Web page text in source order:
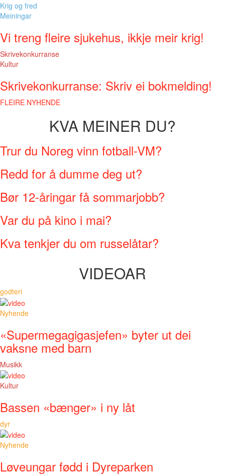
Krig og fred
Meiningar
Vi treng fleire sjukehus, ikkje meir krig!
Skrivekonkurranse
Kultur
Skrivekonkurranse: Skriv ei bokmelding!
FLEIRE NYHENDE
KVA MEINER DU?
Trur du Noreg vinn fotball-VM?
Redd for å dumme deg ut?
Bør 12-åringar få sommarjobb?
Var du på kino i mai?
Kva tenkjer du om russelåtar?
VIDEOAR
godteri
Nyhende
«Supermegagigasjefen» byter ut dei
vaksne med barn
Musikk
Kultur
Bassen «bænger» i ny låt
dyr
Nyhende
Løveungar fødd i Dyreparken